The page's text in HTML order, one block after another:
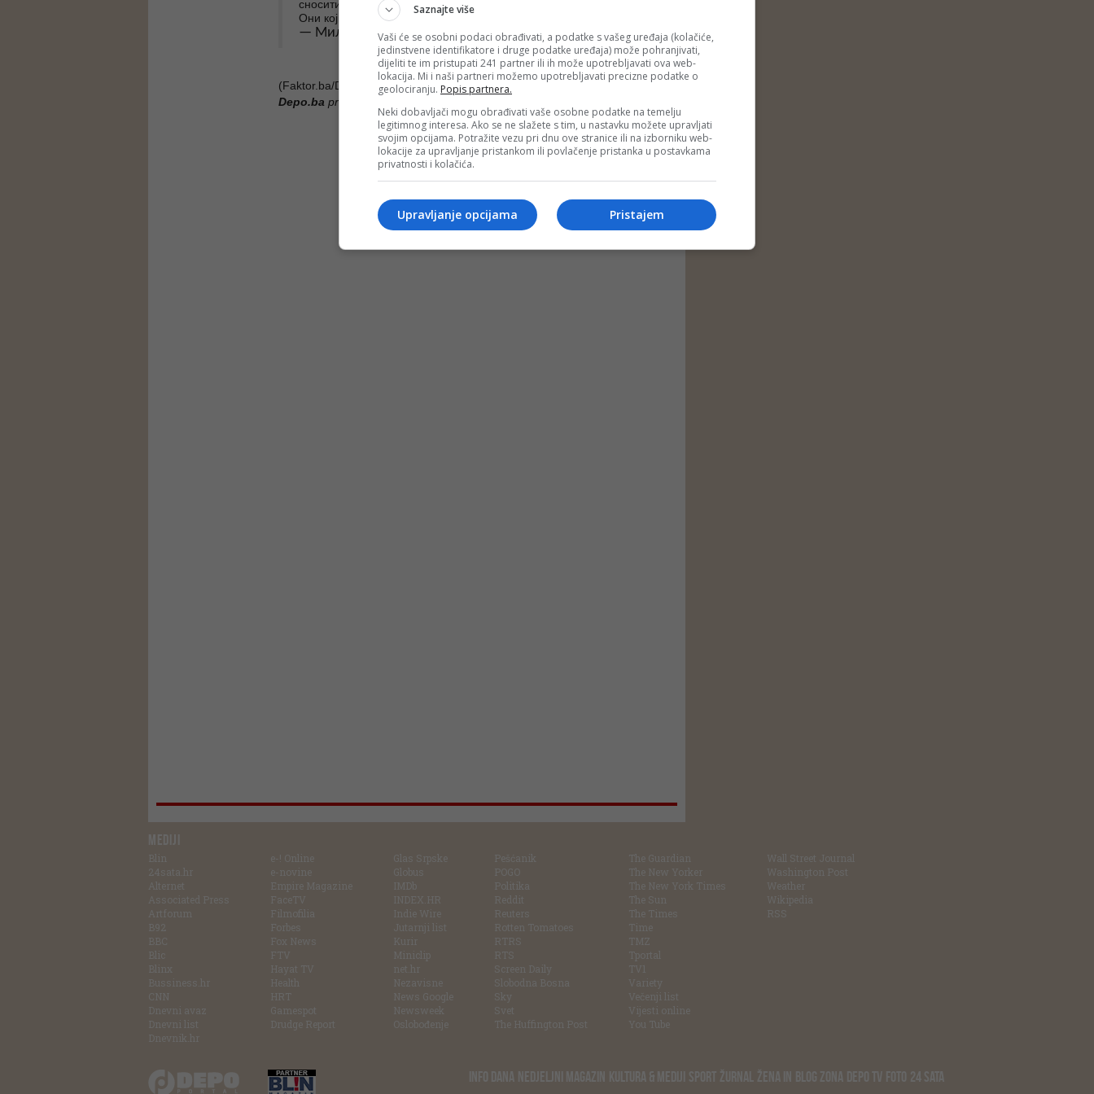
сносити највећу одговорност.
Они који доносе и спроводе законе, морају их највише…
— Милорад Додик (@MiloradDodik)June 9, 2026
(Faktor.ba/DEPO PORTAL/au)
Depo.ba pratite putem društvenih mreža
MEDIJI
Blin
24sata.hr
Alternet
Associated Press
Artforum
B92
BBC
Blic
Blinx
Bussiness.hr
CNN
Dnevni avaz
Dnevni list
Dnevnik.hr
e-! Online
e-novine
Empire Magazine
FaceTV
Filmofilia
Forbes
Fox News
FTV
Hayat TV
Health
HRT
Gamespot
Drudge Report
Glas Srpske
Globus
IMDb
INDEX.HR
Indie Wire
Jutarnji list
Kurir
Miniclip
net.hr
Nezavisne
News Google
Newsweek
Oslobođenje
Pešćanik
POGO
Politika
Reddit
Reuters
Rotten Tomatoes
RTRS
RTS
Screen Daily
Slobodna Bosna
Sky
Svet
The Huffington Post
The Guardian
The New Yorker
The New York Times
The Sun
The Times
Time
TMZ
Tportal
TV1
Variety
Večenji list
Vijesti online
You Tube
Wall Street Journal
Washington Post
Weather
Wikipedia
RSS
INFO DANA NEDJELJNI MAGAZIN KULTURA & MEDIJI SPORT ŽURNAL ŽENA IN BLOG ZONA DEPO TV FOTO 24 SATA
Saznajte više
Vaši će se osobni podaci obrađivati, a podatke s vašeg uređaja (kolačiće,
jedinstvene identifikatore i druge podatke uređaja) može pohranjivati,
dijeliti te im pristupati 241 partner ili ih može upotrebljavati ova web-
lokacija. Mi i naši partneri možemo upotrebljavati precizne podatke o
geolociranju. Popis partnera.
Neki dobavljači mogu obrađivati vaše osobne podatke na temelju
legitimnog interesa. Ako se ne slažete s tim, u nastavku možete upravljati
svojim opcijama. Potražite vezu pri dnu ove stranice ili na izborniku web-
lokacije za upravljanje pristankom ili povlačenje pristanka u postavkama
privatnosti i kolačića.
Pristajem
Upravljanje opcijama